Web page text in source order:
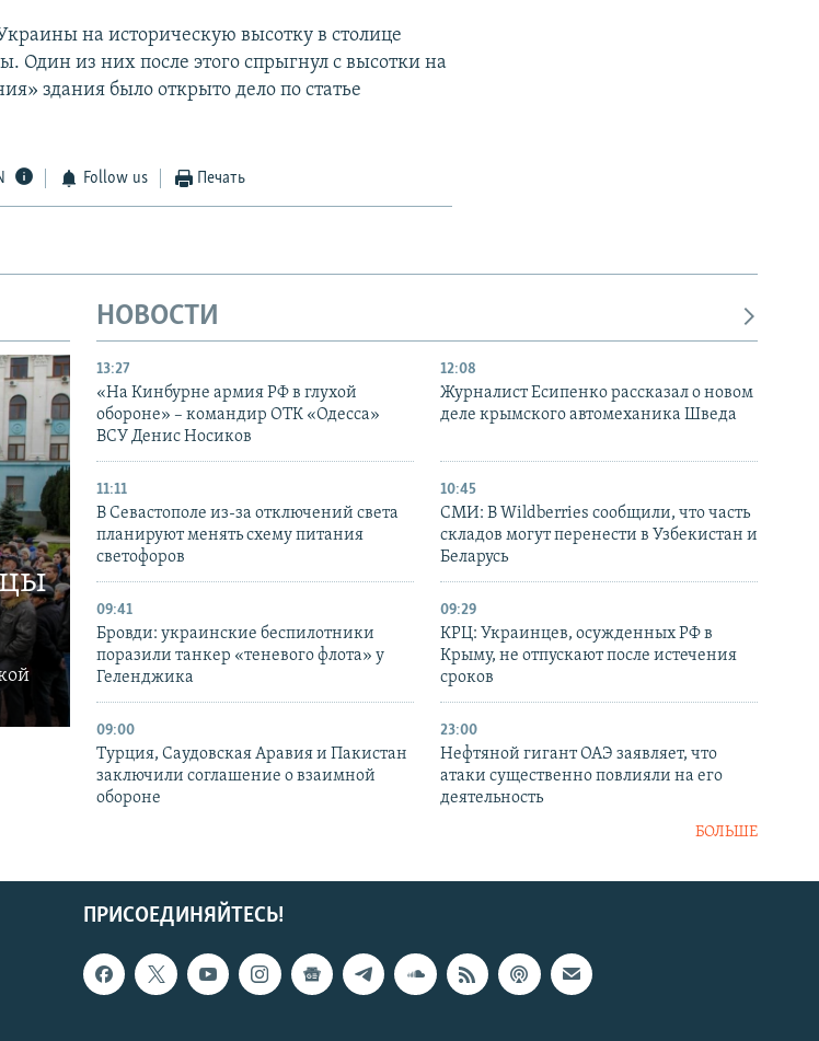
на историческую высотку в столице
Один из них после этого спрыгнул с высотки на
здания было открыто дело по статье
Follow us Печать
НОВОСТИ
13:27
«На Кинбурне армия РФ в глухой
обороне» – командир ОТК «Одесса»
ВСУ Денис Носиков
12:08
Журналист Есипенко рассказал о новом
деле крымского автомеханика Шведа
11:11
В Севастополе из-за отключений света
планируют менять схему питания
светофоров
10:45
СМИ: В Wildberries сообщили, что часть
складов могут перенести в Узбекистан и
Беларусь
09:41
Бровди: украинские беспилотники
поразили танкер «теневого флота» у
Геленджика
09:29
КРЦ: Украинцев, осужденных РФ в
Крыму, не отпускают после истечения
сроков
09:00
Турция, Саудовская Аравия и Пакистан
заключили соглашение о взаимной
обороне
23:00
Нефтяной гигант ОАЭ заявляет, что
атаки существенно повлияли на его
деятельность
БОЛЬШЕ
ПРИСОЕДИНЯЙТЕСЬ!